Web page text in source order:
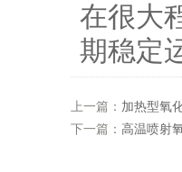
在很大
期稳定
上一篇： 加热型氧
下一篇： 高温喷射